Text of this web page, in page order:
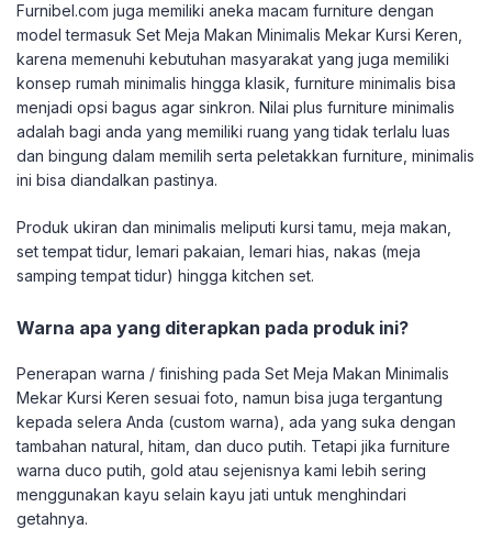
Furnibel.com juga memiliki aneka macam furniture dengan
model termasuk Set Meja Makan Minimalis Mekar Kursi Keren,
karena memenuhi kebutuhan masyarakat yang juga memiliki
konsep rumah minimalis hingga klasik, furniture minimalis bisa
menjadi opsi bagus agar sinkron. Nilai plus furniture minimalis
adalah bagi anda yang memiliki ruang yang tidak terlalu luas
dan bingung dalam memilih serta peletakkan furniture, minimalis
ini bisa diandalkan pastinya.
Produk ukiran dan minimalis meliputi kursi tamu, meja makan,
set tempat tidur, lemari pakaian, lemari hias, nakas (meja
samping tempat tidur) hingga kitchen set.
Warna apa yang diterapkan pada produk ini?
Penerapan warna / finishing pada Set Meja Makan Minimalis
Mekar Kursi Keren sesuai foto, namun bisa juga tergantung
kepada selera Anda (custom warna), ada yang suka dengan
tambahan natural, hitam, dan duco putih. Tetapi jika furniture
warna duco putih, gold atau sejenisnya kami lebih sering
menggunakan kayu selain kayu jati untuk menghindari
getahnya.